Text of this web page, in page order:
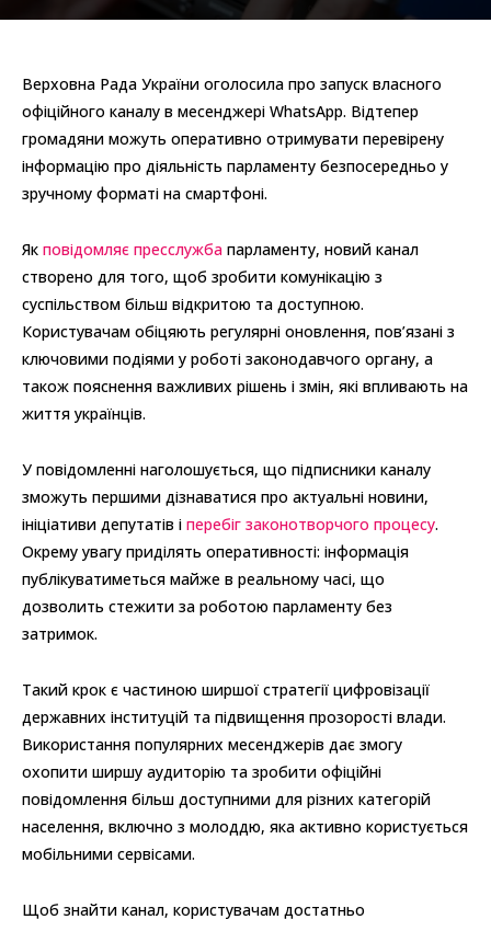
Верховна Рада України оголосила про запуск власного
офіційного каналу в месенджері WhatsApp. Відтепер
громадяни можуть оперативно отримувати перевірену
інформацію про діяльність парламенту безпосередньо у
зручному форматі на смартфоні.
Як повідомляє пресслужба парламенту, новий канал
створено для того, щоб зробити комунікацію з
суспільством більш відкритою та доступною.
Користувачам обіцяють регулярні оновлення, пов’язані з
ключовими подіями у роботі законодавчого органу, а
також пояснення важливих рішень і змін, які впливають на
життя українців.
У повідомленні наголошується, що підписники каналу
зможуть першими дізнаватися про актуальні новини,
ініціативи депутатів і перебіг законотворчого процесу.
Окрему увагу приділять оперативності: інформація
публікуватиметься майже в реальному часі, що
дозволить стежити за роботою парламенту без
затримок.
Такий крок є частиною ширшої стратегії цифровізації
державних інституцій та підвищення прозорості влади.
Використання популярних месенджерів дає змогу
охопити ширшу аудиторію та зробити офіційні
повідомлення більш доступними для різних категорій
населення, включно з молоддю, яка активно користується
мобільними сервісами.
Щоб знайти канал, користувачам достатньо